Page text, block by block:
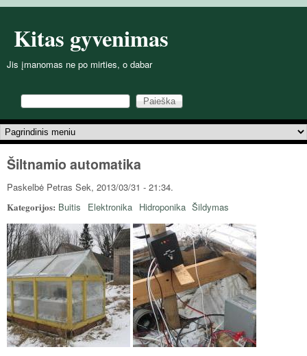
Kitas gyvenimas
Jis įmanomas ne po mirties, o dabar
Paieškos forma
Paieška
Pagrindinis meniu
Šiltnamio automatika
Paskelbė Petras Sek, 2013/03/31 - 21:34.
Kategorijos: Buitis Elektronika Hidroponika Šildymas